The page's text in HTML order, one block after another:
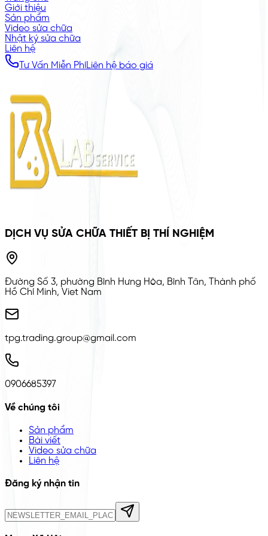
Giới thiệu
Sản phẩm
Video sửa chữa
Nhật ký sửa chữa
Liên hệ
Tư Vấn Miễn PhíLiên hệ báo giá
DỊCH VỤ SỬA CHỮA THIẾT BỊ THÍ NGHIỆM
Đường Số 3, phường Bình Hưng Hòa, Bình Tân, Thành phố
Hồ Chí Minh, Viet Nam
tpg.trading.group@gmail.com
0906685397
Về chúng tôi
Sản phẩm
Bài viết
Video sửa chữa
Liên hệ
Đăng ký nhận tin